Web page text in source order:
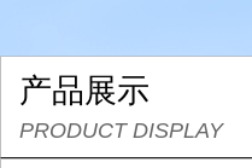
产品展示
PRODUCT DISPLAY